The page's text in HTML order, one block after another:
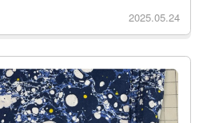
2025.05.24